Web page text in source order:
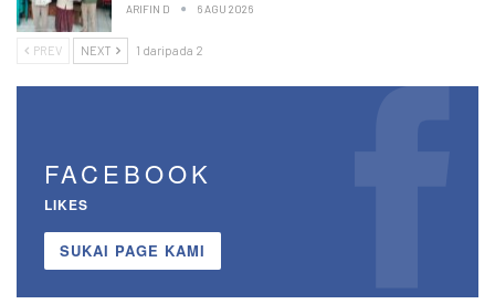
ARIFIN D 6 AGU 2026
PREV NEXT 1 daripada 2
FACEBOOK
LIKES
SUKAI PAGE KAMI